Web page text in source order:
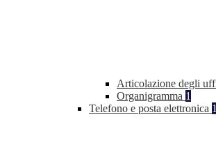
Articolazione degli
Organigramma 1
Telefono e posta elettronica 1